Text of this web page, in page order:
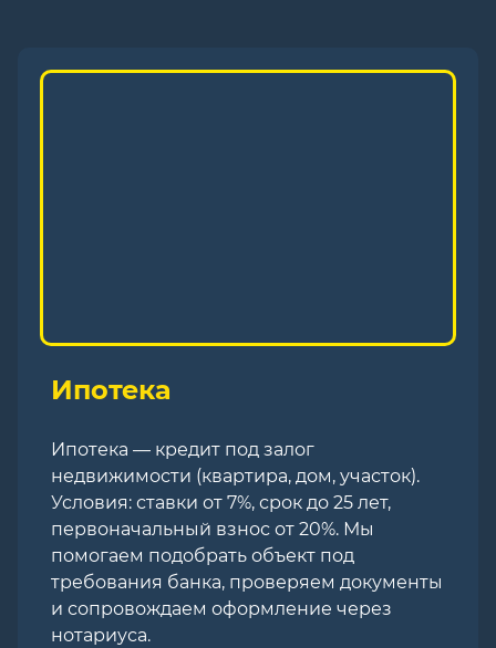
Ипотека
Ипотека — кредит под залог
недвижимости (квартира, дом, участок).
Условия: ставки от 7%, срок до 25 лет,
первоначальный взнос от 20%. Мы
помогаем подобрать объект под
требования банка, проверяем документы
и сопровождаем оформление через
нотариуса.